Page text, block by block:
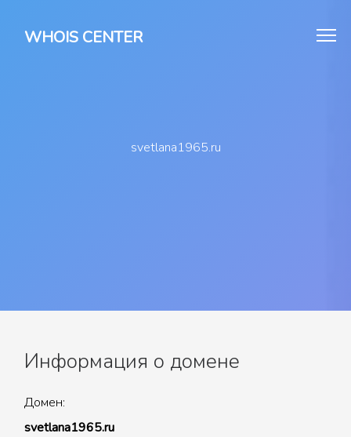
WHOIS CENTER
svetlana1965.ru
Информация о домене
Домен:
svetlana1965.ru